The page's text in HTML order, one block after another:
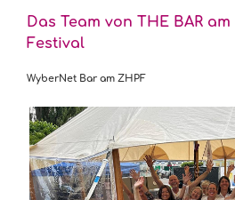
Das Team von THE BAR
Festival
WyberNet Bar am ZHPF